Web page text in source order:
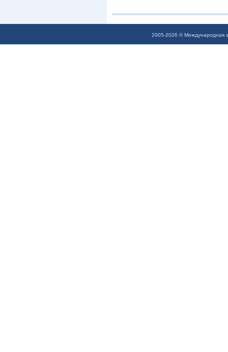
2005-2026 © Международная